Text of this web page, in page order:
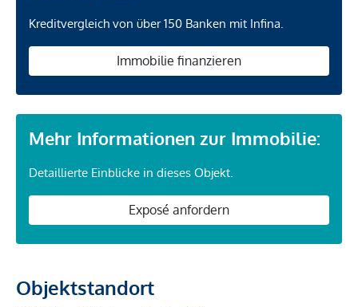
Kreditvergleich von über 150 Banken mit Infina.
Immobilie finanzieren
Mehr Informationen zur Immobilie:
Detaillierte Einblicke in dieses Objekt.
Exposé anfordern
Objektstandort